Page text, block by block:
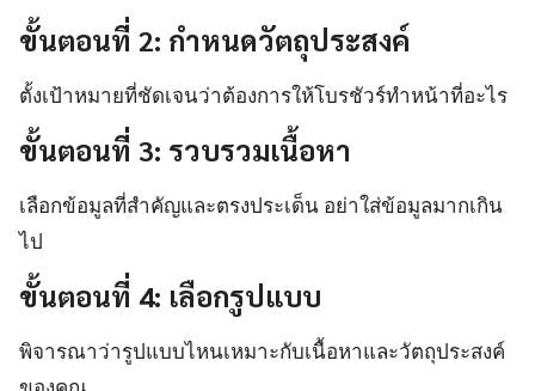
ขั้นตอนที่ 2: กำหนดวัตถุประสงค์
ตั้งเป้าหมายที่ชัดเจนว่าต้องการให้โบรชัวร์ทำหน้าที่อะไร
ขั้นตอนที่ 3: รวบรวมเนื้อหา
เลือกข้อมูลที่สำคัญและตรงประเด็น อย่าใส่ข้อมูลมากเกิน
ไป
ขั้นตอนที่ 4: เลือกรูปแบบ
พิจารณาว่ารูปแบบไหนเหมาะกับเนื้อหาและวัตถุประสงค์